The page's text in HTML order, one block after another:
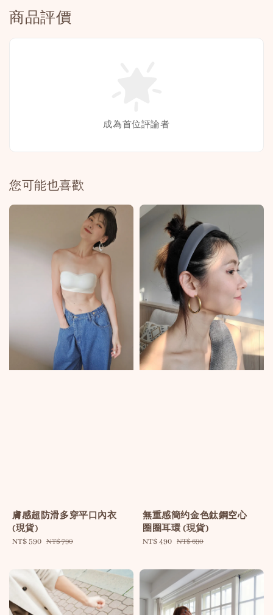
商品評價
成為首位評論者
您可能也喜歡
膚感超防滑多穿平口內衣
(現貨)
Sale
NT$ 590 Regular
NT$ 790
無重感簡约金色鈦鋼空心
圈圈耳環 (現貨)
Sale
NT$ 490 Regular
NT$ 690